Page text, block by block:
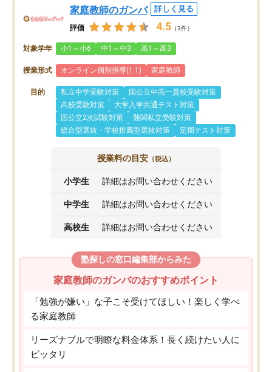
家庭教師のガンバ 詳しく見る
評価 4.5 （3件）
対象学年 小1～小6 中1～中3 高1～高3
授業形式 オンライン個別指導(1:1) 家庭教師
目的 私立中学受験対策
国公立中高一貫校受験対策
高校受験対策
大学入学共通テスト対策
国公立2次試験対策
難関私立受験対策
総合型選抜・学校推薦型選抜対策
定期テスト対策
授業料の目安 （税込）
小学生 詳細はお問い合わせください
中学生 詳細はお問い合わせください
高校生 詳細はお問い合わせください
塾探しの窓口編集部からみた
家庭教師のガンバのおすすめポイント
「勉強が嫌い」な子こそ受けてほしい！楽しく学べ
る家庭教師
リーズナブルで明瞭な料金体系！長く続けたい人に
ピッタリ